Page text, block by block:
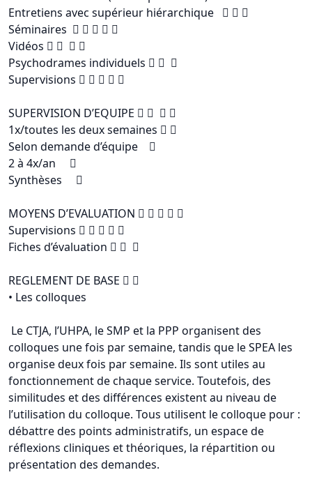
Entretiens avec supérieur hiérarchique   
Séminaires     
Vidéos    
Psychodrames individuels   
Supervisions     
SUPERVISION D’EQUIPE    
1x/toutes les deux semaines  
Selon demande d’équipe 
2 à 4x/an 
Synthèses 
MOYENS D’EVALUATION     
Supervisions     
Fiches d’évaluation   
REGLEMENT DE BASE  
• Les colloques
Le CTJA, l’UHPA, le SMP et la PPP organisent des
colloques une fois par semaine, tandis que le SPEA les
organise deux fois par semaine. Ils sont utiles au
fonctionnement de chaque service. Toutefois, des
similitudes et des différences existent au niveau de
l’utilisation du colloque. Tous utilisent le colloque pour :
débattre des points administratifs, un espace de
réflexions cliniques et théoriques, la répartition ou
présentation des demandes.